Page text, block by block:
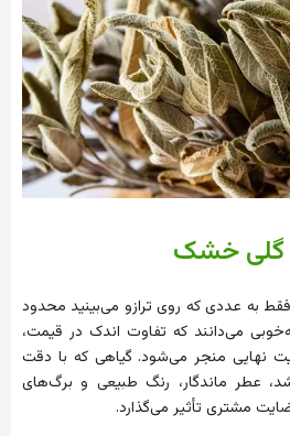
گلی خشک
به عددی که روی ترازو می‌بینید محدود
می‌دانند که تفاوت اندک در قیمت،
نهایی منجر می‌شود. گیاهی که با دقت
عطر ماندگار، رنگ طبیعی و برگ‌های
مشتری تأثیر می‌گذارد.